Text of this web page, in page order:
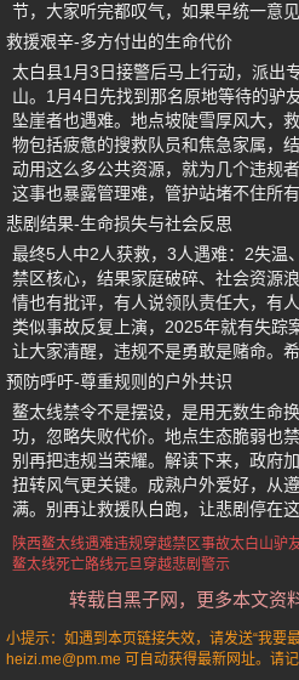
节，大家听完都叹气，如果早统一意
救援艰辛-多方付出的生命代价
太白县1月3日接警后马上行动，派出
山。1月4日先找到那名原地等待的驴
坠崖者也遇难。地点坡陡雪厚风大，
物包括疲惫的搜救队员和焦急家属，
动用这么多公共资源，就为几个违规
这事也暴露管理难，管护站堵不住所有
悲剧结果-生命损失与社会反思
最终5人中2人获救，3人遇难：2失温
禁区核心，结果家庭破碎、社会资源
情也有批评，有人说领队责任大，有
类似事故反复上演，2025年就有失踪
让大家清醒，违规不是勇敢是赌命。
预防呼吁-尊重规则的户外共识
鳌太线禁令不是摆设，是用无数生命
功，忽略失败代价。地点生态脆弱也
别再把违规当荣耀。解读下来，政府
扭转风气更关键。成熟户外爱好，从
满。别再让救援队白跑，让悲剧停在这
陕西鳌太线遇难违规穿越禁区事故太白山驴
鳌太线死亡路线元旦穿越悲剧警示
转载自黑子网，更多本文资
小提示：如遇到本页链接失效，请发送“我要
heizi.me@pm.me 可自动获得最新网址。请